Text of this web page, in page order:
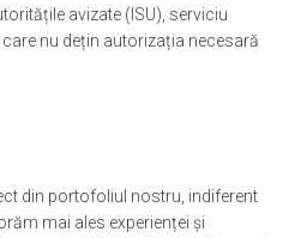
avizate (ISU), serviciu
nu dețin autorizația necesară
din portofoliul nostru, indiferent
mai ales experienței și